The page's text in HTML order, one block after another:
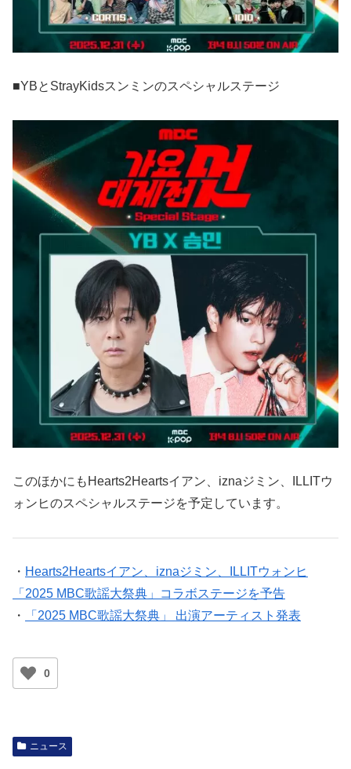
■YBとStrayKidsスンミンのスペシャルステージ
このほかにもHearts2Heartsイアン、iznaジミン、ILLITウ
ォンヒのスペシャルステージを予定しています。
・ Hearts2Heartsイアン、iznaジミン、ILLITウォンヒ
「2025 MBC歌謡大祭典」コラボステージを予告
・
「2025 MBC歌謡大祭典」 出演アーティスト発表
0
ニュース